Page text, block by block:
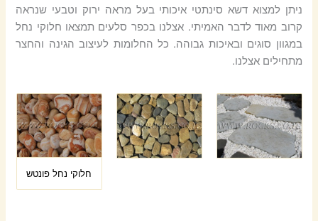
ניתן למצוא דשא סינתטי איכותי בעל מראה ירוק וטבעי שנראה
קרוב מאוד לדבר האמיתי. אצלנו בכפר סלעים תמצאו חלוקי נחל
במגוון סוגים ובאיכות גבוהה. כל החלומות לעיצוב הגינה והחצר
מתחילים אצלנו.
חלוקי נחל פונטש